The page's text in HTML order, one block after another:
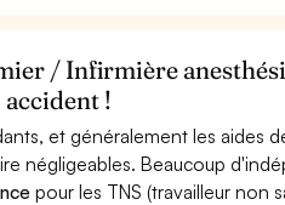
/ Infirmière
accident !
et généralement les aides
négligeables. Beaucoup
pour les TNS (travailleur non